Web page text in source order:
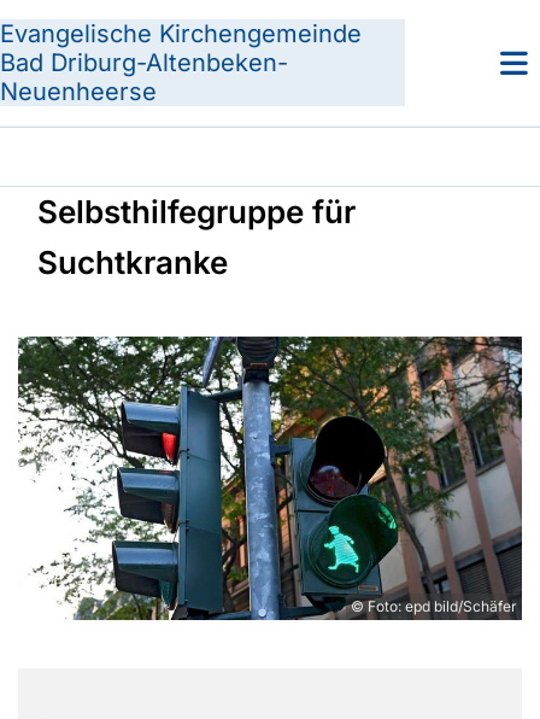
Evangelische Kirchengemeinde
Bad Driburg-Altenbeken-
Neuenheerse
Selbsthilfegruppe für
Suchtkranke
© Foto: epd bild/Schäfer